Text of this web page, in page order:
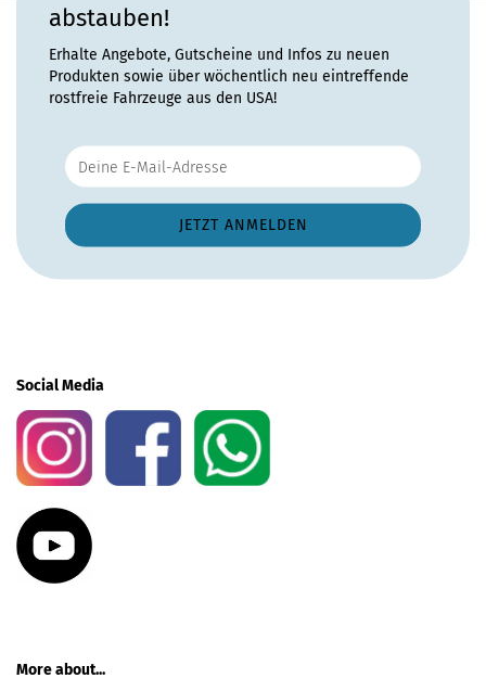
abstauben!
Erhalte Angebote, Gutscheine und Infos zu neuen
Produkten sowie über wöchentlich neu eintreffende
rostfreie Fahrzeuge aus den USA!
Social Media
More about...